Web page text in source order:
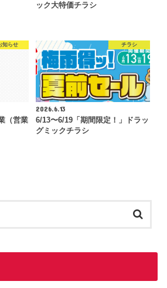
ック大特価チラシ
知らせ
（営業
チラシ
2026.6.13
6/13〜6/19「期間限定！」ドラッ
グミックチラシ